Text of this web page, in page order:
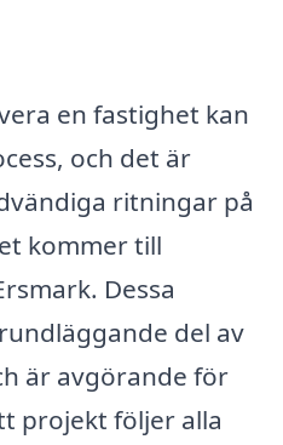
en fastighet kan
och det är
ritningar på
kommer till
Dessa
del av
är avgörande för
projekt följer alla